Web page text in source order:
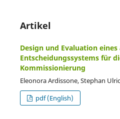
Artikel
Design und Evaluation
Entscheidungssystems für
Kommissionierung
Eleonora Ardissone, Stephan
pdf (English)